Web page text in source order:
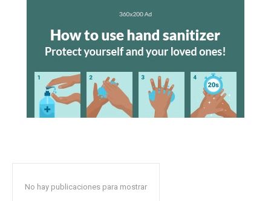
No hay publicaciones para mostrar